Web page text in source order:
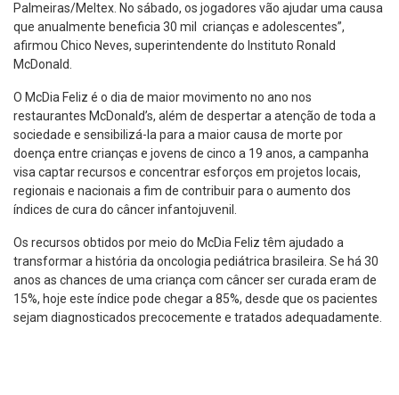
Palmeiras/Meltex. No sábado, os jogadores vão ajudar uma causa
que anualmente beneficia 30 mil crianças e adolescentes”,
afirmou Chico Neves, superintendente do Instituto Ronald
McDonald.
O McDia Feliz é o dia de maior movimento no ano nos
restaurantes McDonald’s, além de despertar a atenção de toda a
sociedade e sensibilizá-la para a maior causa de morte por
doença entre crianças e jovens de cinco a 19 anos, a campanha
visa captar recursos e concentrar esforços em projetos locais,
regionais e nacionais a fim de contribuir para o aumento dos
índices de cura do câncer infantojuvenil.
Os recursos obtidos por meio do McDia Feliz têm ajudado a
transformar a história da oncologia pediátrica brasileira. Se há 30
anos as chances de uma criança com câncer ser curada eram de
15%, hoje este índice pode chegar a 85%, desde que os pacientes
sejam diagnosticados precocemente e tratados adequadamente.